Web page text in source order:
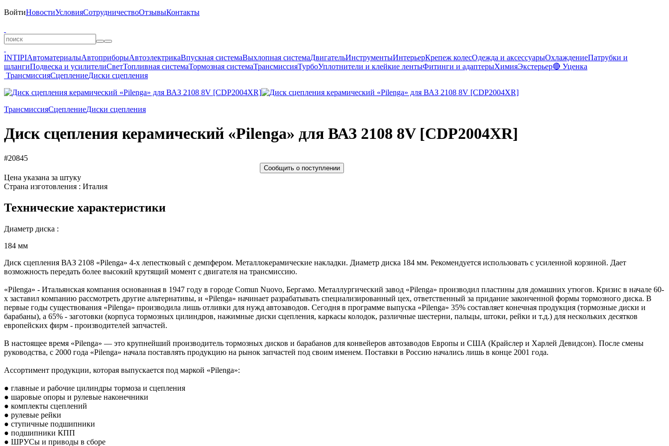
ВойтиНовостиУсловияСотрудничествоОтзывыКонтакты
INTIPIАвтоматериалыАвтоприборыАвтоэлектрикаВпускная системаВыхлопная системаДвигательИнструментыИнтерьерКрепеж колесОдежда и аксессуарыОхлаждениеПатрубки и
шлангиПодвеска и усилителиСветТопливная системаТормозная системаТрансмиссияТурбоУплотнители и клейкие лентыФитинги и адаптерыХимияЭкстерьер🔴 Уценка
ТрансмиссияСцеплениеДиски сцепления
ТрансмиссияСцеплениеДиски сцепления
Диск сцепления керамический «Pilenga» для ВАЗ 2108 8V [CDP2004XR]
#20845
Сообщить о поступлении
Цена указана за штуку
Страна изготовления : Италия
Технические характеристики
Диаметр диска :
184 мм
Диск сцепления ВАЗ 2108 «Pilenga» 4-х лепестковый с демпфером. Металлокерамические накладки. Диаметр диска 184 мм. Рекомендуется использовать с усиленной корзиной. Дает
возможность передать более высокий крутящий момент с двигателя на трансмиссию.
«Pilenga» - Итальянская компания основанная в 1947 году в городе Comun Nuovo, Бергамо. Металлургический завод «Pilenga» производил пластины для домашних утюгов. Кризис в начале 60-
х заставил компанию рассмотреть другие альтернативы, и «Pilenga» начинает разрабатывать специализированный цех, ответственный за придание законченной формы тормозного диска. В
первые годы существования «Pilenga» производила лишь отливки для нужд автозаводов. Сегодня в программе выпуска «Pilenga» 35% составляет конечная продукция (тормозные диски и
барабаны), а 65% - заготовки (корпуса тормозных цилиндров, нажимные диски сцепления, каркасы колодок, различные шестерни, пальцы, штоки, рейки и т.д.) для нескольких десятков
европейских фирм - производителей запчастей.
В настоящее время «Pilenga» — это крупнейший производитель тормозных дисков и барабанов для конвейеров автозаводов Европы и США (Крайслер и Харлей Девидсон). После смены
руководства, с 2000 года «Pilenga» начала поставлять продукцию на рынок запчастей под своим именем. Поставки в Россию начались лишь в конце 2001 года.
Ассортимент продукции, которая выпускается под маркой «Pilenga»:
● главные и рабочие цилиндры тормоза и сцепления
● шаровые опоры и рулевые наконечники
● комплекты сцеплений
● рулевые рейки
● ступичные подшипники
● подшипники КПП
● ШРУСы и приводы в сборе